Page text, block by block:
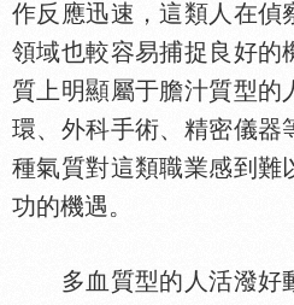
作反應迅速，這類人在偵
領域也較容易捕捉良好的
質上明顯屬于膽汁質型的
環、外科手術、精密儀器
種氣質對這類職業感到難
功的機遇。
多血質型的人活潑好